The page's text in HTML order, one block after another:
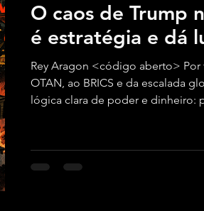
O caos de Trump
é estratégia e dá
Rey Aragon <código aberto> Por
OTAN, ao BRICS e da escalada
lógica clara de poder e dinheiro:
financeiras.